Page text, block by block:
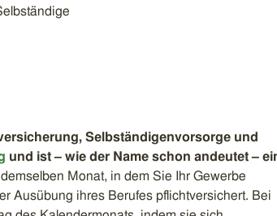
Selbständigenvorsorge und
und ist – wie der Name schon andeutet –
Monat, in dem Sie Ihr Gewerbe
Ausübung ihres Berufes pflichtversichert. Bei